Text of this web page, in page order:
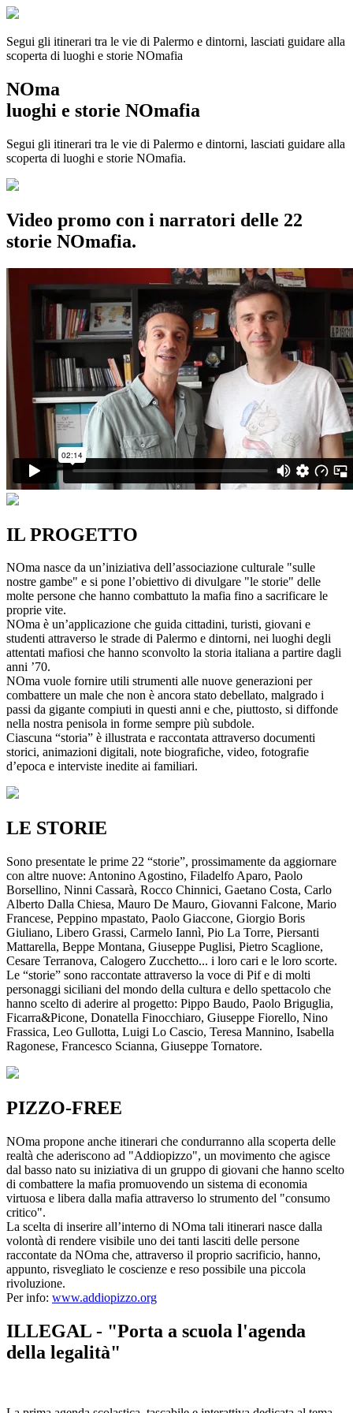
Segui gli itinerari tra le vie di Palermo e dintorni, lasciati guidare alla
scoperta di luoghi e storie NOmafia
NOma
luoghi e storie NOmafia
Segui gli itinerari tra le vie di Palermo e dintorni, lasciati guidare alla
scoperta di luoghi e storie NOmafia.
Video promo con i narratori delle 22
storie NOmafia.
IL PROGETTO
NOma nasce da un’iniziativa dell’associazione culturale "sulle
nostre gambe" e si pone l’obiettivo di divulgare "le storie" delle
molte persone che hanno combattuto la mafia fino a sacrificare le
proprie vite.
NOma è un’applicazione che guida cittadini, turisti, giovani e
studenti attraverso le strade di Palermo e dintorni, nei luoghi degli
attentati mafiosi che hanno sconvolto la storia italiana a partire dagli
anni ’70.
NOma vuole fornire utili strumenti alle nuove generazioni per
combattere un male che non è ancora stato debellato, malgrado i
passi da gigante compiuti in questi anni e che, piuttosto, si diffonde
nella nostra penisola in forme sempre più subdole.
Ciascuna “storia” è illustrata e raccontata attraverso documenti
storici, animazioni digitali, note biografiche, video, fotografie
d’epoca e interviste inedite ai familiari.
LE STORIE
Sono presentate le prime 22 “storie”, prossimamente da aggiornare
con altre nuove: Antonino Agostino, Filadelfo Aparo, Paolo
Borsellino, Ninni Cassarà, Rocco Chinnici, Gaetano Costa, Carlo
Alberto Dalla Chiesa, Mauro De Mauro, Giovanni Falcone, Mario
Francese, Peppino mpastato, Paolo Giaccone, Giorgio Boris
Giuliano, Libero Grassi, Carmelo Iannì, Pio La Torre, Piersanti
Mattarella, Beppe Montana, Giuseppe Puglisi, Pietro Scaglione,
Cesare Terranova, Calogero Zucchetto... i loro cari e le loro scorte.
Le “storie” sono raccontate attraverso la voce di Pif e di molti
personaggi siciliani del mondo della cultura e dello spettacolo che
hanno scelto di aderire al progetto: Pippo Baudo, Paolo Briguglia,
Ficarra&Picone, Donatella Finocchiaro, Giuseppe Fiorello, Nino
Frassica, Leo Gullotta, Luigi Lo Cascio, Teresa Mannino, Isabella
Ragonese, Francesco Scianna, Giuseppe Tornatore.
PIZZO-FREE
NOma propone anche itinerari che condurranno alla scoperta delle
realtà che aderiscono ad "Addiopizzo", un movimento che agisce
dal basso nato su iniziativa di un gruppo di giovani che hanno scelto
di combattere la mafia promuovendo un sistema di economia
virtuosa e libera dalla mafia attraverso lo strumento del "consumo
critico".
La scelta di inserire all’interno di NOma tali itinerari nasce dalla
volontà di rendere visibile uno dei tanti lasciti delle persone
raccontate da NOma che, attraverso il proprio sacrificio, hanno,
appunto, risvegliato le coscienze e reso possibile una piccola
rivoluzione.
Per info: www.addiopizzo.org
ILLEGAL - "Porta a scuola l'agenda
della legalità"